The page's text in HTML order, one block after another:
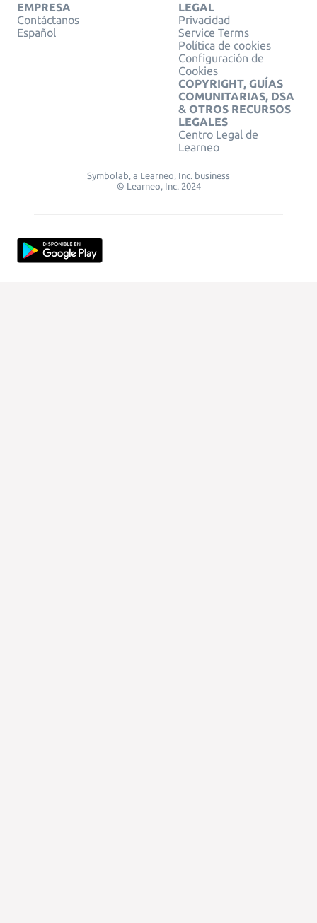
EMPRESA
Contáctanos
Español
LEGAL
Privacidad
Service Terms
Política de cookies
Configuración de
Cookies
COPYRIGHT, GUÍAS
COMUNITARIAS, DSA
& OTROS RECURSOS
LEGALES
Centro Legal de
Learneo
Symbolab, a Learneo, Inc. business
© Learneo, Inc. 2024